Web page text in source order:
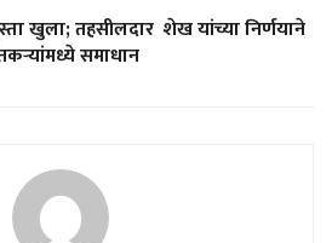
खुला; तहसीलदार शेख यांच्या निर्णयाने
समाधान